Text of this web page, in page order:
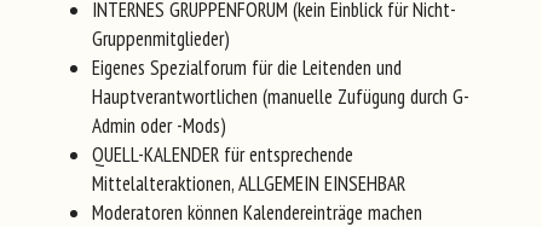
INTERNES GRUPPENFORUM (kein Einblick für Nicht-
Gruppenmitglieder)
Eigenes Spezialforum für die Leitenden und
Hauptverantwortlichen (manuelle Zufügung durch G-
Admin oder -Mods)
QUELL-KALENDER für entsprechende
Mittelalteraktionen, ALLGEMEIN EINSEHBAR
Moderatoren können Kalendereinträge machen